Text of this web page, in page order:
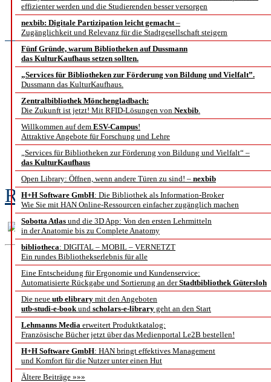
effizienter werden und die Studierenden besser versorgen
nexbib: Digitale Partizipation leicht gemacht–
Zugänglichkeit und Relevanz für die Stadtgesellschaft steigern
Fünf Gründe, warum Bibliotheken auf Dussmann
das KulturKaufhaus setzen sollten.
„Services für Bibliotheken zur Förderung von Bildung und Vielfalt”.
Dussmann das KulturKaufhaus.
Zentralbibliothek Mönchengladbach:
Die Zukunft ist jetzt! Mit RFID-Lösungen von Nexbib.
Willkommen auf dem ESV-Campus!
Attraktive Angebote für Forschung und Lehre
„Services für Bibliotheken zur Förderung von Bildung und Vielfalt“ –
das KulturKaufhaus
Open Library: Öffnen, wenn andere Türen zu sind! – nexbib
H+H Software GmbH: Die Bibliothek als Information-Broker
Wie Sie mit HAN Online-Ressourcen einfacher zugänglich machen
Sobotta Atlas und die 3D App: Von den ersten Lehrmitteln
in der Anatomie bis zu Complete Anatomy
bibliotheca: DIGITAL – MOBIL – VERNETZT
Ein rundes Bibliothekserlebnis für alle
Eine Entscheidung für Ergonomie und Kundenservice:
Automatisierte Rückgabe und Sortierung an derStadtbibliothek Gütersloh
Die neue utb elibrary mit den Angeboten
utb-studi-e-bookund scholars-e-library geht an den Start
Lehmanns Media erweitert Produktkatalog:
Französische Bücher jetzt über das Medienportal Le2B bestellen!
H+H Software GmbH: HAN bringt effektives Management
und Komfort für die Nutzer unter einen Hut
Ältere Beiträge »»»
Vernetzung von
Metadatengestütztes
Erschließung von
Roman Holzhause, Heidi
Einfache
am